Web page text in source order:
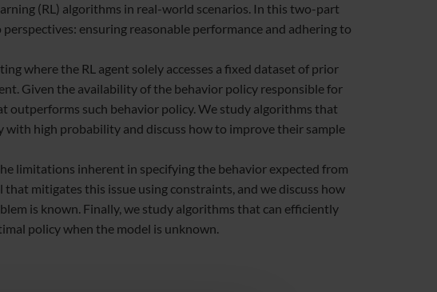
(RL) algorithms in real-world scenarios. In this two-part
ensuring reasonable performance and adhering to
where the RL agent solely accesses a fixed dataset of prior
Given the availability of the behavior policy responsible for
outperforms such behavior policy. We study algorithms that
high probability and discuss how to improve their sample
limitations inherent in specifying the behavior expected from
mitigates this issue using constraints, and we discuss how
is known. Finally, we study algorithms that can efficiently
policy when the model is unknown.